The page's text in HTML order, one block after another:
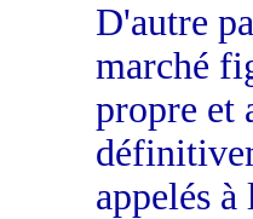
D'autre
marché
propre et
appelés